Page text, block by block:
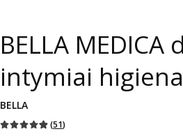
BELLA
intymiai
BELLA
(51)